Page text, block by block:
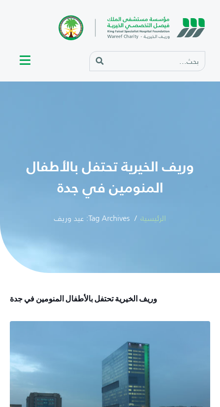
وريف الخيرية تحتفل بالأطفال
المنومين في جدة
الرئيسية Tag Archives: عيد وريف
وريف الخيرية تحتفل بالأطفال المنومين في جدة